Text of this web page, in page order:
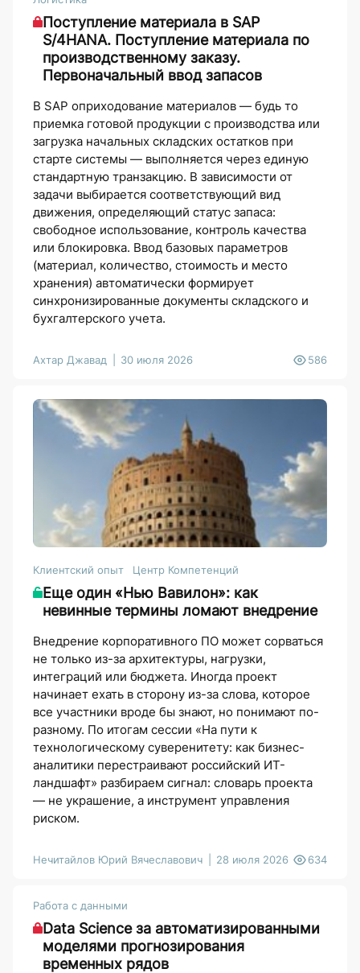
Поступление материала в SAP
S/4HANA. Поступление материала по
производственному заказу.
Первоначальный ввод запасов
В SAP оприходование материалов — будь то
приемка готовой продукции с производства или
загрузка начальных складских остатков при
старте системы — выполняется через единую
стандартную транзакцию. В зависимости от
задачи выбирается соответствующий вид
движения, определяющий статус запаса:
свободное использование, контроль качества
или блокировка. Ввод базовых параметров
(материал, количество, стоимость и место
хранения) автоматически формирует
синхронизированные документы складского и
бухгалтерского учета.
Ахтар Джавад 30 июля 2026 586
Клиентский опыт Центр Компетенций
Еще один «Нью Вавилон»: как
невинные термины ломают внедрение
Внедрение корпоративного ПО может сорваться
не только из-за архитектуры, нагрузки,
интеграций или бюджета. Иногда проект
начинает ехать в сторону из-за слова, которое
все участники вроде бы знают, но понимают по-
разному. По итогам сессии «На пути к
технологическому суверенитету: как бизнес-
аналитики перестраивают российский ИТ-
ландшафт» разбираем сигнал: словарь проекта
— не украшение, а инструмент управления
риском.
Нечитайлов Юрий Вячеславович 28 июля 2026 634
Работа с данными
Data Science за автоматизированными
моделями прогнозирования
временных рядов